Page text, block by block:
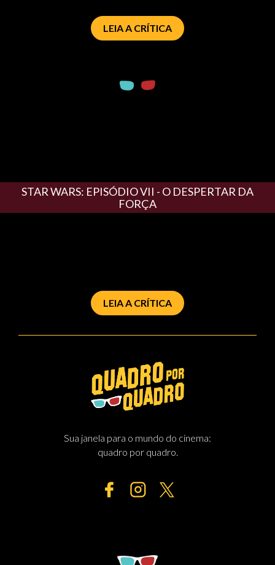
LEIA A CRÍTICA
STAR WARS: EPISÓDIO VII - O DESPERTAR DA
FORÇA
LEIA A CRÍTICA
Sua janela para o mundo do cinema:
quadro por quadro.